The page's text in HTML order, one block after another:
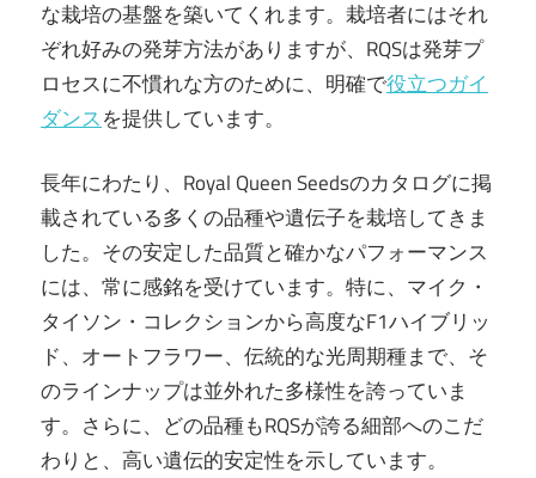
な栽培の基盤を築いてくれます。栽培者にはそれ
ぞれ好みの発芽方法がありますが、RQSは発芽プ
ロセスに不慣れな方のために、明確で役立つガイ
ダンスを提供しています。
長年にわたり、Royal Queen Seedsのカタログに掲
載されている多くの品種や遺伝子を栽培してきま
した。その安定した品質と確かなパフォーマンス
には、常に感銘を受けています。特に、マイク・
タイソン・コレクションから高度なF1ハイブリッ
ド、オートフラワー、伝統的な光周期種まで、そ
のラインナップは並外れた多様性を誇っていま
す。さらに、どの品種もRQSが誇る細部へのこだ
わりと、高い遺伝的安定性を示しています。